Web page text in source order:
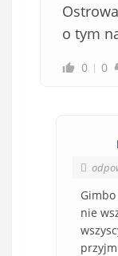
o tym
0 0
nie